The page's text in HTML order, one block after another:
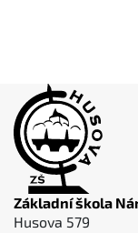
Základní škola
Husova 579